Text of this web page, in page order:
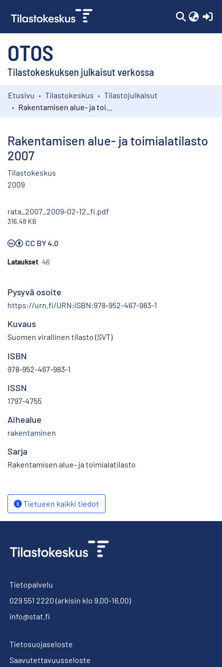
OTOS
Tilastokeskuksen julkaisut verkossa
Kokoelmat
Etusivu Tilastokeskus
Tilastojulkaisut
Rakentamisen alue- ja toimialatilasto
2007
Tilastokeskus
2009
rata_2007_2009-02-12_fi.pdf
316.48 KB
CC BY 4.0
Lataukset 46
Pysyvä osoite
https://urn.fi/URN:ISBN:978-952-467-983-1
Kuvaus
Suomen virallinen tilasto (SVT)
ISBN
978-952-467-983-1
ISSN
1797-4755
Aihealue
rakentaminen
Sarja
Rakentamisen alue- ja toimialatilasto
Tietueen kaikki tiedot
Tietopalvelu
029 551 2220 (arkisin klo 9.00-16.00)
info@stat.fi
Tietosuojaseloste
Saavutettavuusseloste